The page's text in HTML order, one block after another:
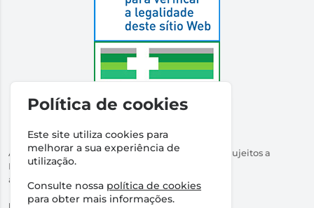
Autorizado a Disponibilizar Medicamentos Não Sujeitos a
Receita Médica
através da Internet pelo Infarmed. I.P.
Direção Técnica:Dr Ricardo Santos
Política de cookies
Este site utiliza cookies para
melhorar a sua experiência de
utilização.
Consulte nossa política de cookies
para obter mais informações.